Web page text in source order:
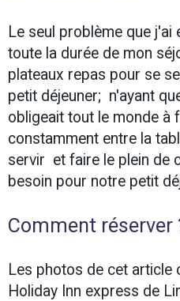
Le seul problème que j'ai
toute la durée de mon
plateaux repas pour se
petit déjeuner; n'ayant
obligeait tout le monde à
constamment entre la
servir et faire le plein de
besoin pour notre petit
Comment réserver
Les photos de cet article
Holiday Inn express de